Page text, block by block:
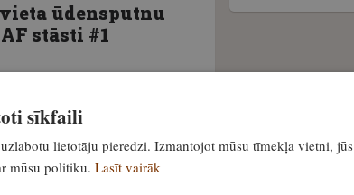
ūdensputnu
stāsti #1
sīkfaili
lietotāju pieredzi. Izmantojot mūsu tīmekļa vietni, jūs
mūsu politiku. Lasīt vairāk